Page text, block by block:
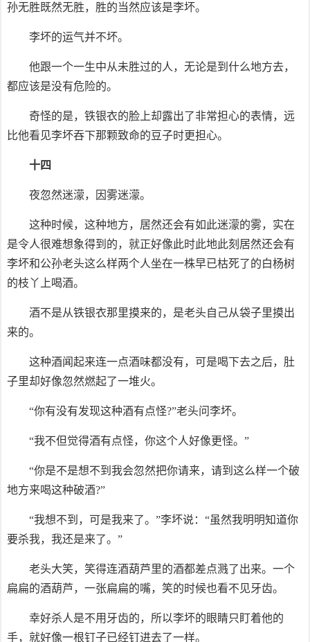
孙无胜既然无胜，胜的当然应该是李坏。
李坏的运气并不坏。
他跟一个一生中从未胜过的人，无论是到什么地方去，
都应该是没有危险的。
奇怪的是，铁银衣的脸上却露出了非常担心的表情，远
比他看见李坏吞下那颗致命的豆子时更担心。
十四
夜忽然迷濛，因雾迷濛。
这种时候，这种地方，居然还会有如此迷濛的雾，实在
是令人很难想象得到的，就正好像此时此地此刻居然还会有
李坏和公孙老头这么样两个人坐在一株早已枯死了的白杨树
的枝丫上喝酒。
酒不是从铁银衣那里摸来的，是老头自己从袋子里摸出
来的。
这种酒闻起来连一点酒味都没有，可是喝下去之后，肚
子里却好像忽然燃起了一堆火。
“你有没有发现这种酒有点怪?”老头问李坏。
“我不但觉得酒有点怪，你这个人好像更怪。”
“你是不是想不到我会忽然把你请来，请到这么样一个破
地方来喝这种破酒?”
“我想不到，可是我来了。”李坏说：“虽然我明明知道你
要杀我，我还是来了。”
老头大笑，笑得连酒葫芦里的酒都差点溅了出来。一个
扁扁的酒葫芦，一张扁扁的嘴，笑的时候也看不见牙齿。
幸好杀人是不用牙齿的，所以李坏的眼睛只盯着他的
手，就好像一根钉子已经钉进去了一样。